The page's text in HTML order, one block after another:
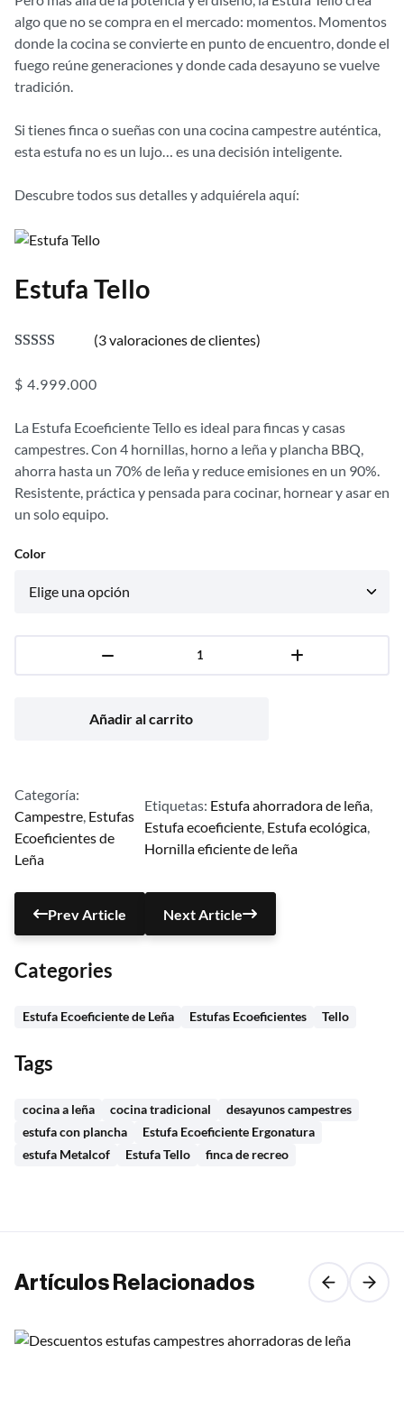
algo que no se compra en el mercado: momentos. Momentos
donde la cocina se convierte en punto de encuentro, donde el
fuego reúne generaciones y donde cada desayuno se vuelve
tradición.
Si tienes finca o sueñas con una cocina campestre auténtica,
esta estufa no es un lujo… es una decisión inteligente.
Descubre todos sus detalles y adquiérela aquí:
Estufa Tello
5.00 de 5 en
valoraciones
de clientes
(3 valoraciones de clientes)
$ 4.999.000
La Estufa Ecoeficiente Tello es ideal para fincas y casas
campestres. Con 4 hornillas, horno a leña y plancha BBQ,
ahorra hasta un 70% de leña y reduce emisiones en un 90%.
Resistente, práctica y pensada para cocinar, hornear y asar en
un solo equipo.
Color
Añadir al carrito
Categoría:
Campestre, Estufas
Ecoeficientes de
Leña
Etiquetas: Estufa ahorradora de leña,
Estufa ecoeficiente, Estufa ecológica,
Hornilla eficiente de leña
Prev Article Next Article
Categories
Estufa Ecoeficiente de Leña Estufas Ecoeficientes Tello
Tags
cocina a leña cocina tradicional
desayunos campestres
estufa con plancha
Estufa Ecoeficiente Ergonatura
estufa Metalcof
Estufa Tello finca de recreo
Artículos Relacionados